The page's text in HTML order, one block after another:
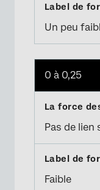
Un peu
0 à 0,25
Pas de
Faible